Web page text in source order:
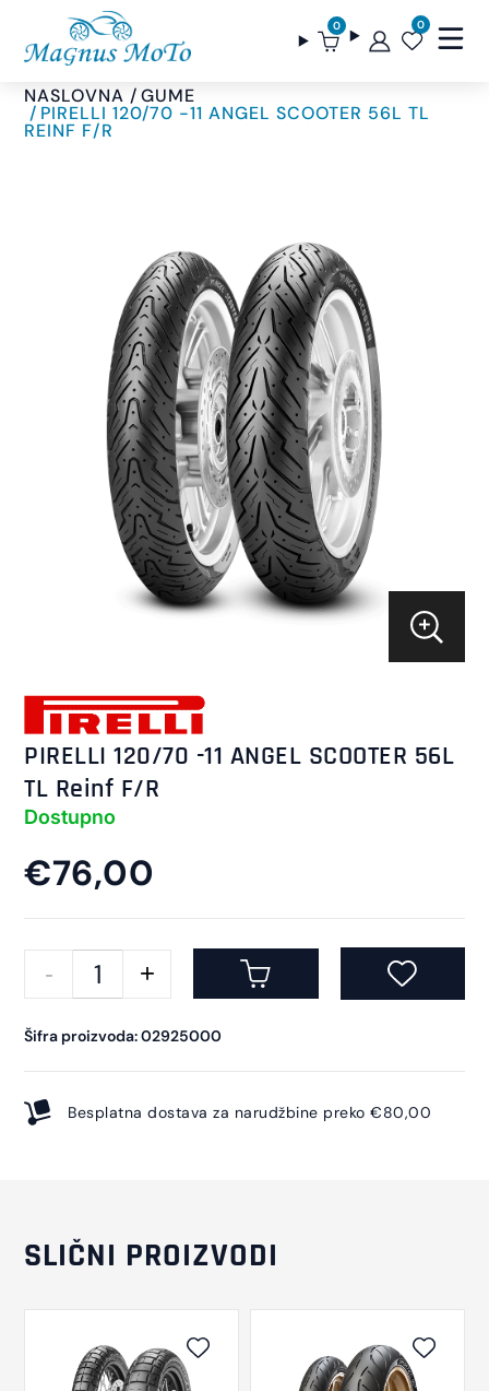
0 0
NASLOVNA GUME
PIRELLI 120/70 -11 ANGEL SCOOTER 56L TL
REINF F/R
PIRELLI 120/70 -11 ANGEL SCOOTER 56L
TL Reinf F/R
Dostupno
€76,00
Šifra proizvoda: 02925000
Besplatna dostava za narudžbine preko €80,00
SLIČNI PROIZVODI